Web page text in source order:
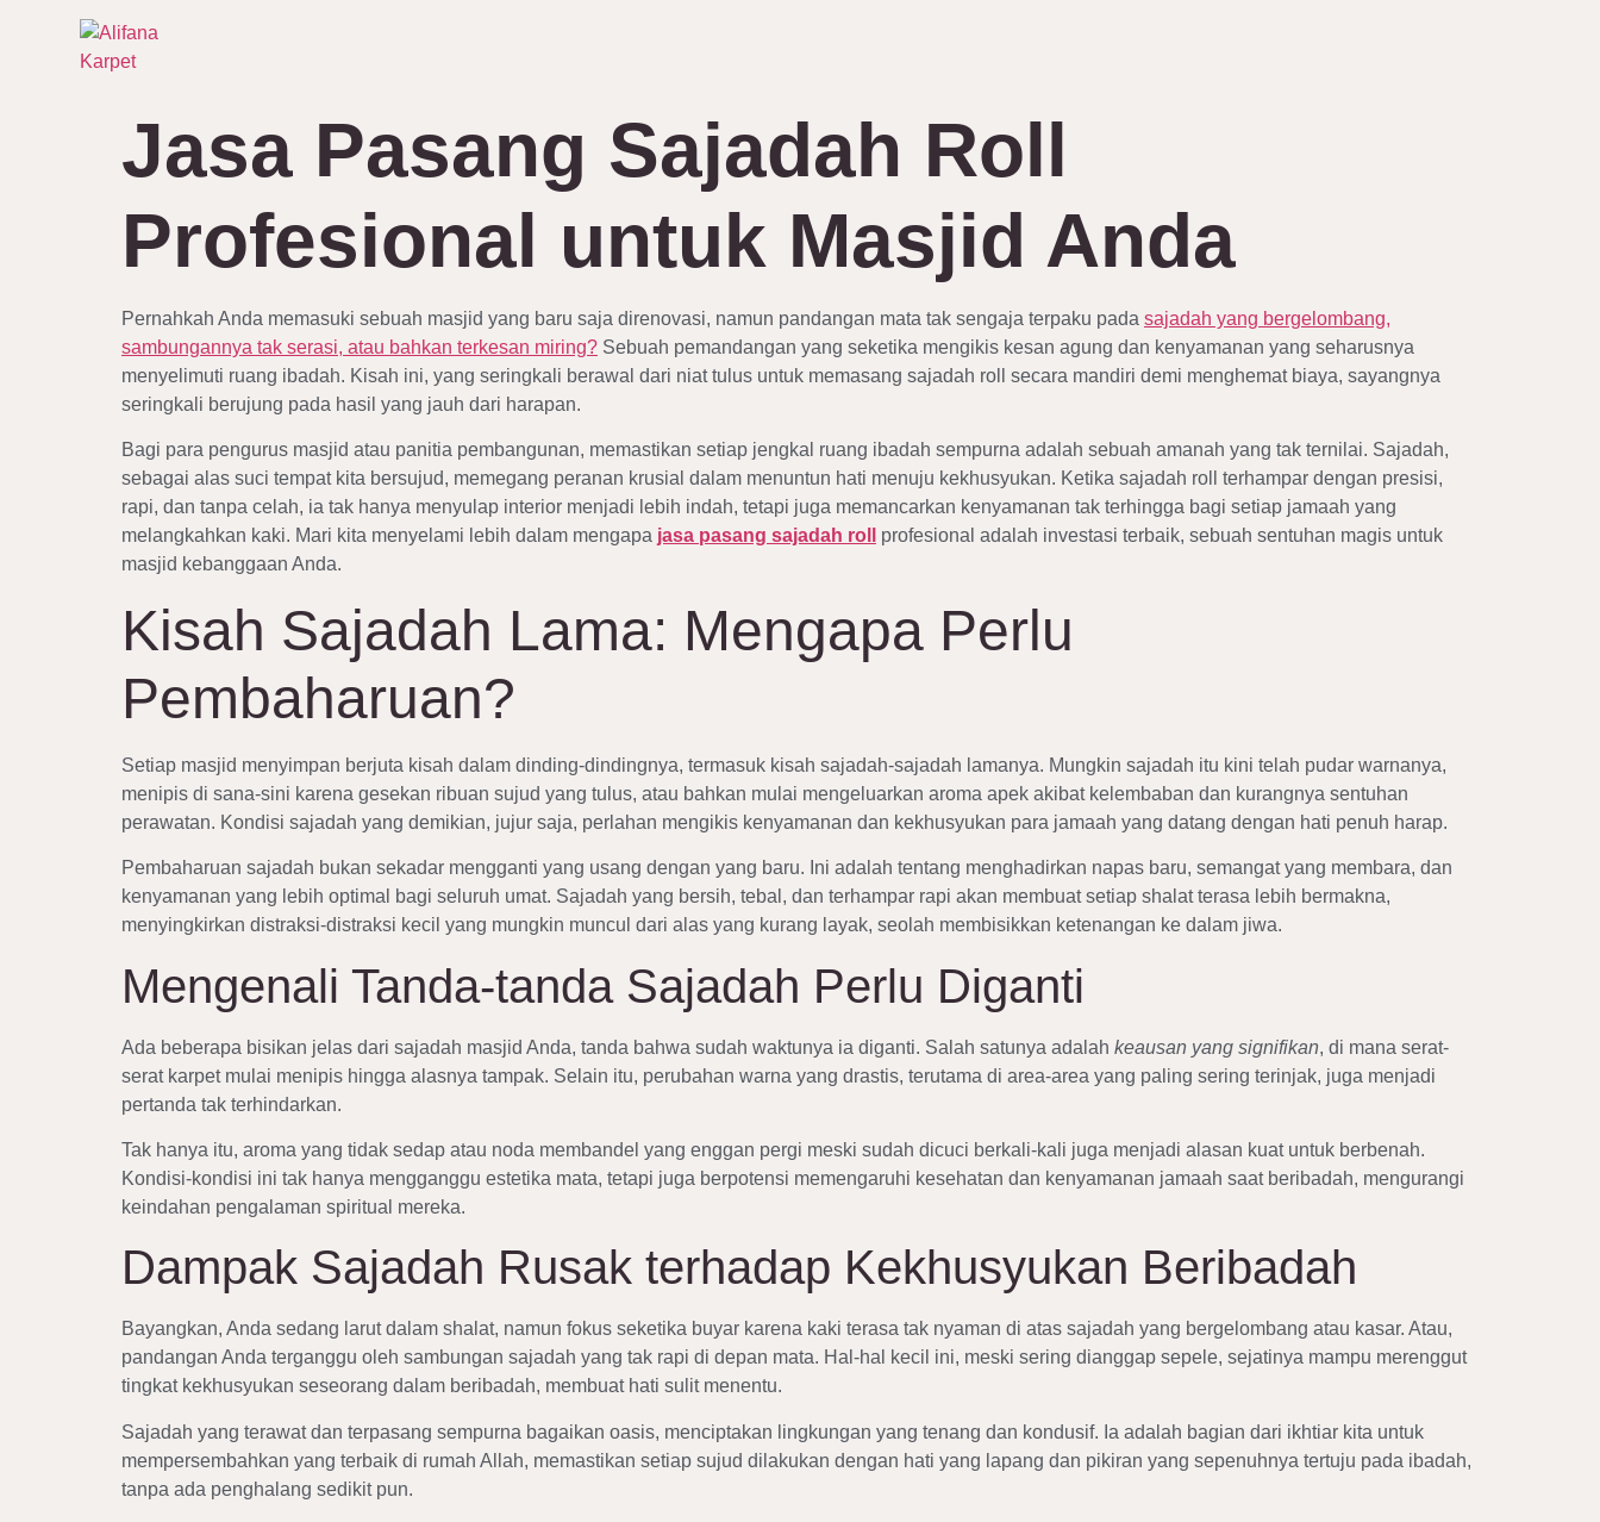
Jasa Pasang Sajadah Roll
Profesional untuk Masjid Anda
Pernahkah Anda memasuki sebuah masjid yang baru saja direnovasi, namun pandangan mata tak sengaja terpaku pada sajadah yang bergelombang,
sambungannya tak serasi, atau bahkan terkesan miring? Sebuah pemandangan yang seketika mengikis kesan agung dan kenyamanan yang seharusnya
menyelimuti ruang ibadah. Kisah ini, yang seringkali berawal dari niat tulus untuk memasang sajadah roll secara mandiri demi menghemat biaya, sayangnya
seringkali berujung pada hasil yang jauh dari harapan.
Bagi para pengurus masjid atau panitia pembangunan, memastikan setiap jengkal ruang ibadah sempurna adalah sebuah amanah yang tak ternilai. Sajadah,
sebagai alas suci tempat kita bersujud, memegang peranan krusial dalam menuntun hati menuju kekhusyukan. Ketika sajadah roll terhampar dengan presisi,
rapi, dan tanpa celah, ia tak hanya menyulap interior menjadi lebih indah, tetapi juga memancarkan kenyamanan tak terhingga bagi setiap jamaah yang
melangkahkan kaki. Mari kita menyelami lebih dalam mengapa jasa pasang sajadah roll
profesional adalah investasi terbaik, sebuah sentuhan magis untuk
masjid kebanggaan Anda.
Kisah Sajadah Lama: Mengapa Perlu
Pembaharuan?
Setiap masjid menyimpan berjuta kisah dalam dinding-dindingnya, termasuk kisah sajadah-sajadah lamanya. Mungkin sajadah itu kini telah pudar warnanya,
menipis di sana-sini karena gesekan ribuan sujud yang tulus, atau bahkan mulai mengeluarkan aroma apek akibat kelembaban dan kurangnya sentuhan
perawatan. Kondisi sajadah yang demikian, jujur saja, perlahan mengikis kenyamanan dan kekhusyukan para jamaah yang datang dengan hati penuh harap.
Pembaharuan sajadah bukan sekadar mengganti yang usang dengan yang baru. Ini adalah tentang menghadirkan napas baru, semangat yang membara, dan
kenyamanan yang lebih optimal bagi seluruh umat. Sajadah yang bersih, tebal, dan terhampar rapi akan membuat setiap shalat terasa lebih bermakna,
menyingkirkan distraksi-distraksi kecil yang mungkin muncul dari alas yang kurang layak, seolah membisikkan ketenangan ke dalam jiwa.
Mengenali Tanda-tanda Sajadah Perlu Diganti
Ada beberapa bisikan jelas dari sajadah masjid Anda, tanda bahwa sudah waktunya ia diganti. Salah satunya adalah keausan yang signifikan, di mana serat-
serat karpet mulai menipis hingga alasnya tampak. Selain itu, perubahan warna yang drastis, terutama di area-area yang paling sering terinjak, juga menjadi
pertanda tak terhindarkan.
Tak hanya itu, aroma yang tidak sedap atau noda membandel yang enggan pergi meski sudah dicuci berkali-kali juga menjadi alasan kuat untuk berbenah.
Kondisi-kondisi ini tak hanya mengganggu estetika mata, tetapi juga berpotensi memengaruhi kesehatan dan kenyamanan jamaah saat beribadah, mengurangi
keindahan pengalaman spiritual mereka.
Dampak Sajadah Rusak terhadap Kekhusyukan Beribadah
Bayangkan, Anda sedang larut dalam shalat, namun fokus seketika buyar karena kaki terasa tak nyaman di atas sajadah yang bergelombang atau kasar. Atau,
pandangan Anda terganggu oleh sambungan sajadah yang tak rapi di depan mata. Hal-hal kecil ini, meski sering dianggap sepele, sejatinya mampu merenggut
tingkat kekhusyukan seseorang dalam beribadah, membuat hati sulit menentu.
Sajadah yang terawat dan terpasang sempurna bagaikan oasis, menciptakan lingkungan yang tenang dan kondusif. Ia adalah bagian dari ikhtiar kita untuk
mempersembahkan yang terbaik di rumah Allah, memastikan setiap sujud dilakukan dengan hati yang lapang dan pikiran yang sepenuhnya tertuju pada ibadah,
tanpa ada penghalang sedikit pun.